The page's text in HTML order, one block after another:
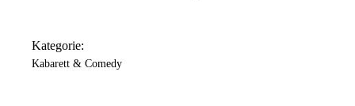
Kategorie:
Kabarett & Comedy